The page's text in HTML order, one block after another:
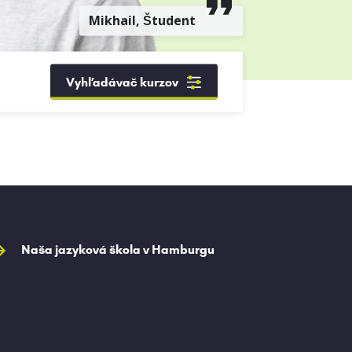
Mikhail, Študent
Vyhľadávač kurzov
Naša jazyková škola v Hamburgu